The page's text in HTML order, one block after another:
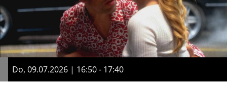
Do, 09.07.2026 | 16:50 - 17:40